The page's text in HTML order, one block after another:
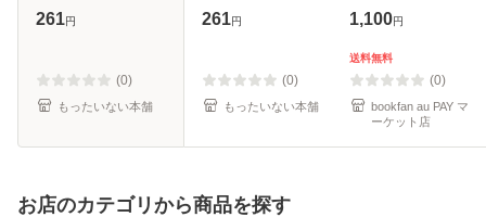
コミックス） / い
ール便送料無料】
261円
(0)
もったいない本舗
[文庫]【メール便送
261円
(0)
もったいない本舗
1,100円
送料無料
(0)
bookfan au PAY マ
ーケット店
お店のカテゴリから商品を探す